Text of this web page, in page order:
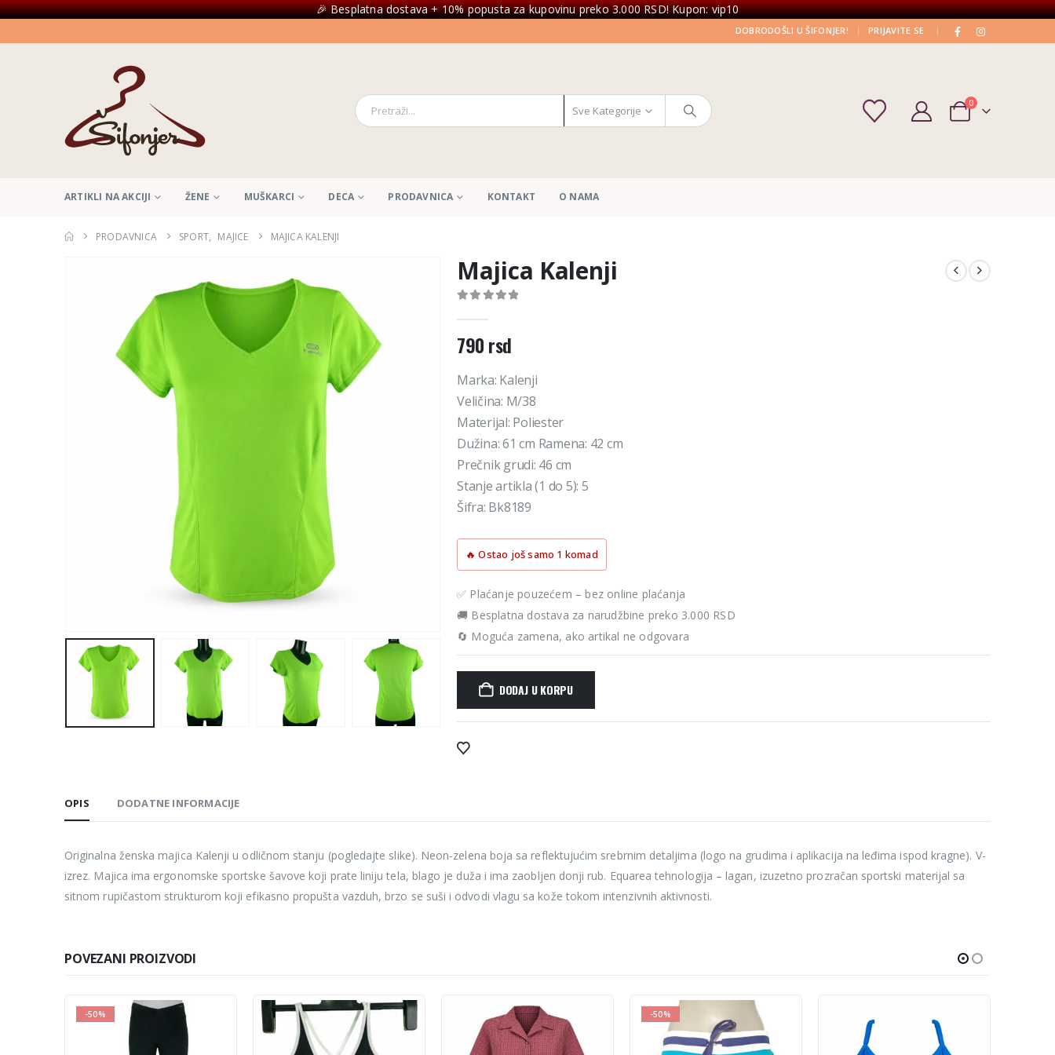
🎉 Besplatna dostava + 10% popusta za kupovinu preko 3.000 RSD! Kupon: vip10
DOBRODOŠLI U ŠIFONJER! | PRIJAVITE SE |
Sve Kategorije
0
ARTIKLI NA AKCIJI ŽENE MUŠKARCI DECA PRODAVNICA KONTAKT O NAMA
PRODAVNICA SPORT, MAJICE MAJICA KALENJI
Majica Kalenji
790rsd
Marka: Kalenji
Veličina: M/38
Materijal: Poliester
Dužina: 61 cm Ramena: 42 cm
Prečnik grudi: 46 cm
Stanje artikla (1 do 5): 5
Šifra: Bk8189
🔥 Ostao još samo 1 komad
✅ Plaćanje pouzećem – bez online plaćanja
🚚 Besplatna dostava za narudžbine preko 3.000 RSD
🔄 Moguća zamena, ako artikal ne odgovara
DODAJ U KORPU
Alternative:
OPIS DODATNE INFORMACIJE
Originalna ženska majica Kalenji u odličnom stanju (pogledajte slike). Neon-zelena boja sa reflektujućim srebrnim detaljima (logo na grudima i aplikacija na leđima ispod kragne). V-
izrez. Majica ima ergonomske sportske šavove koji prate liniju tela, blago je duža i ima zaobljen donji rub. Equarea tehnologija – lagan, izuzetno prozračan sportski materijal sa
sitnom rupičastom strukturom koji efikasno propušta vazduh, brzo se suši i odvodi vlagu sa kože tokom intenzivnih aktivnosti.
POVEZANI PROIZVODI